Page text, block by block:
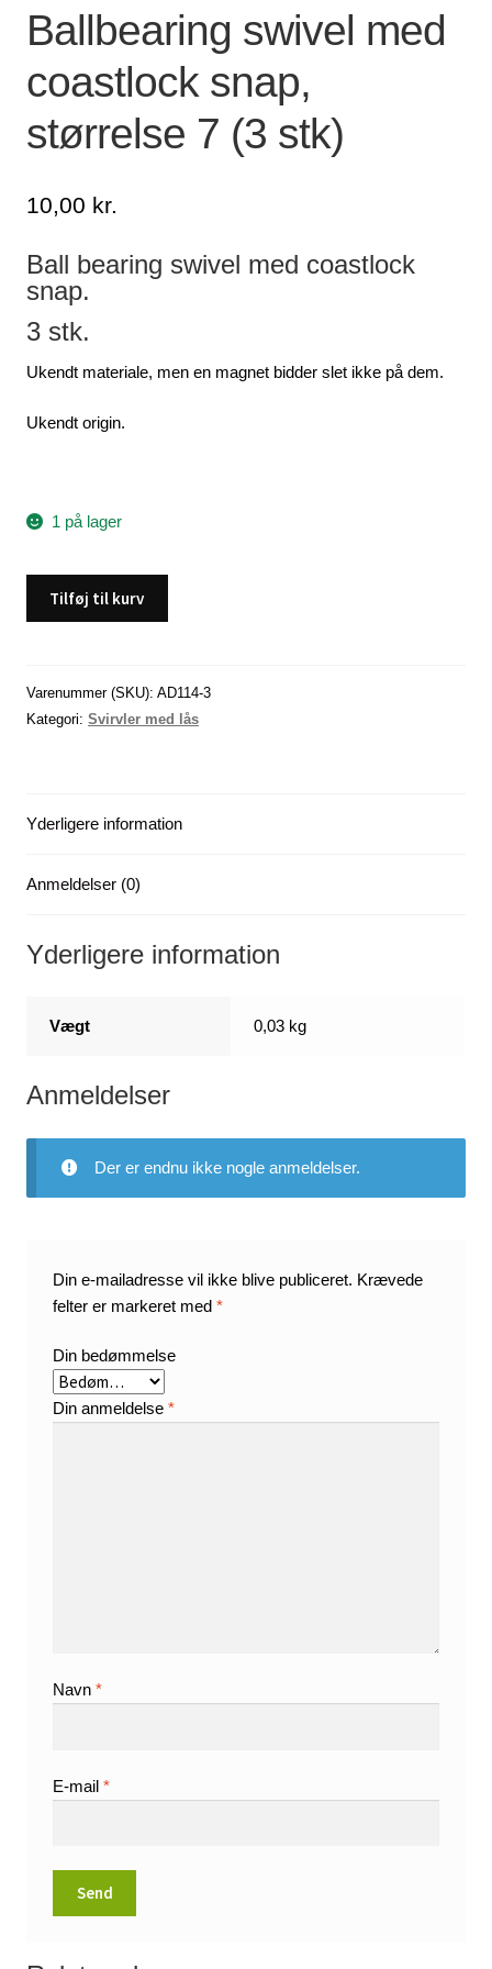
Lagersalg
Min Konto
Ballbearing swivel med
coastlock snap,
størrelse 7 (3 stk)
10,00 kr.
Ball bearing swivel med coastlock
snap.
3 stk.
Ukendt materiale, men en magnet bidder slet ikke på dem.
Ukendt origin.
1 på lager
snap,
størrelse
antal
Tilføj til kurv
Varenummer (SKU):AD114-3
Kategori:Svirvler med lås
Yderligere information
Anmeldelser (0)
Yderligere information
Vægt 0,03 kg
Anmeldelser
Der er endnu ikke nogle anmeldelser.
Din e-mailadresse vil ikke blive publiceret. Krævede
felter er markeret med*
Din bedømmelse
Din anmeldelse*
Navn*
E-mail*